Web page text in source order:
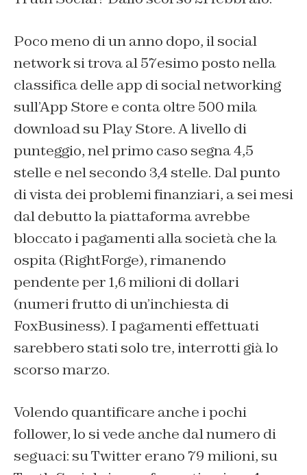
Poco meno di un anno dopo, il social
network si trova al 57esimo posto nella
classifica delle app di social networking
sull’App Store e conta oltre 500 mila
download su Play Store. A livello di
punteggio, nel primo caso segna 4,5
stelle e nel secondo 3,4 stelle. Dal punto
di vista dei problemi finanziari, a sei mesi
dal debutto la piattaforma avrebbe
bloccato i pagamenti alla società che la
ospita (RightForge), rimanendo
pendente per 1,6 milioni di dollari
(numeri frutto di un’inchiesta di
FoxBusiness). I pagamenti effettuati
sarebbero stati solo tre, interrotti già lo
scorso marzo.
Volendo quantificare anche i pochi
follower, lo si vede anche dal numero di
seguaci: su Twitter erano 79 milioni, su